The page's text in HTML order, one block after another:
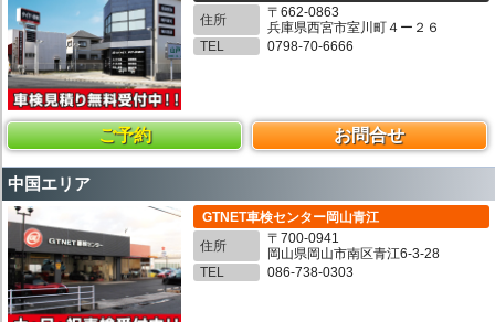
住所
〒662-0863
兵庫県西宮市室川町４ー２６
TEL
0798-70-6666
ご予約 お問合せ
中国エリア
GTNET車検センター岡山青江
住所
〒700-0941
岡山県岡山市南区青江6-3-28
TEL
086-738-0303